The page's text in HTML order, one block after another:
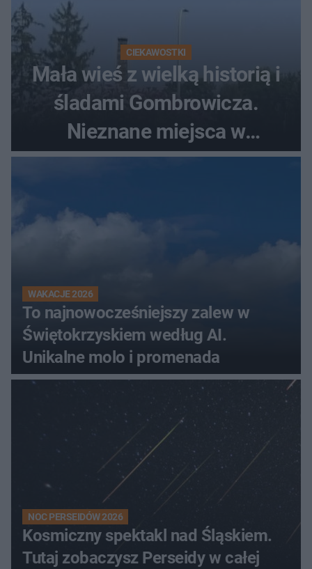
CIEKAWOSTKI
Mała wieś z wielką historią i
śladami Gombrowicza.
Nieznane miejsca w
Świętokrzyskiem
WAKACJE 2026
To najnowocześniejszy zalew w
Świętokrzyskiem według AI.
Unikalne molo i promenada
NOC PERSEIDÓW 2026
Kosmiczny spektakl nad Śląskiem.
Tutaj zobaczysz Perseidy w całej